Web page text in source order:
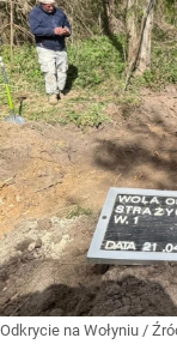
Odkrycie na Wołyniu /